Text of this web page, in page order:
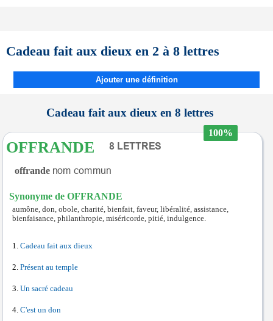
Cadeau fait aux dieux en 2 à 8 lettres
Ajouter une définition
Cadeau fait aux dieux en 8 lettres
100%
OFFRANDE
offrande
Synonyme de OFFRANDE
aumône, don, obole, charité, bienfait, faveur, libéralité, assistance,
bienfaisance, philanthropie, miséricorde, pitié, indulgence.
Cadeau fait aux dieux
Présent au temple
Un sacré cadeau
C'est un don